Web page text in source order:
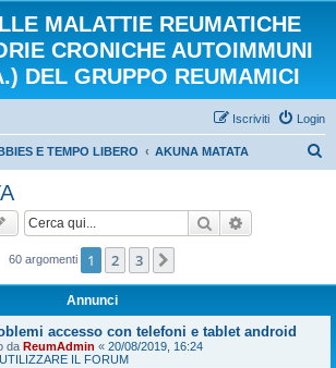
MALATTIE REUMATICHE
CRONICHE AUTOIMMUNI
DEL GRUPPO REUMAMICI
Login
Iscriviti
E TEMPO LIBERO AKUNA MATATA
Cerca
60 argomenti 1 2 3
Annunci
accesso con telefoni e tablet android
da ReumAdmin « 20/08/2019, 16:24
IL FORUM